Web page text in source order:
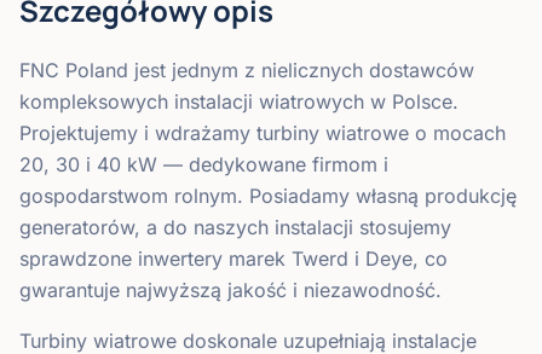
Szczegółowy opis
FNC Poland jest jednym z nielicznych dostawców
kompleksowych instalacji wiatrowych w Polsce.
Projektujemy i wdrażamy turbiny wiatrowe o mocach
20, 30 i 40 kW — dedykowane firmom i
gospodarstwom rolnym. Posiadamy własną produkcję
generatorów, a do naszych instalacji stosujemy
sprawdzone inwertery marek Twerd i Deye, co
gwarantuje najwyższą jakość i niezawodność.
Turbiny wiatrowe doskonale uzupełniają instalacje